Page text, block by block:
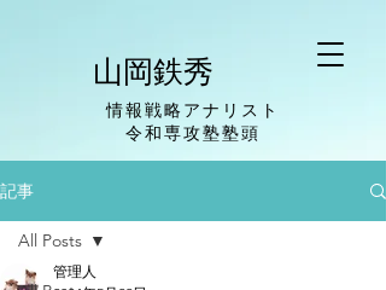
山岡鉄秀
情報戦略アナリスト
​令和専攻塾塾頭
記事
All Posts
管理人